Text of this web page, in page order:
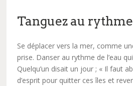
Tanguez au
Se déplacer vers la mer, comme
prise. Danser au rythme de l’eau
Quelqu’un disait un jour ; « Il faut
d’esprit pour quitter ces îles et